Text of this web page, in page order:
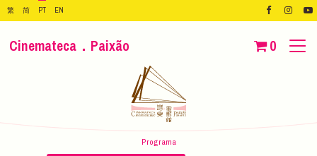
繁 简 PT EN
Cinemateca．Paixão 0
Programa